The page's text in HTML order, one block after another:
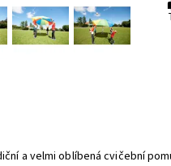
a velmi oblíbená cvičební